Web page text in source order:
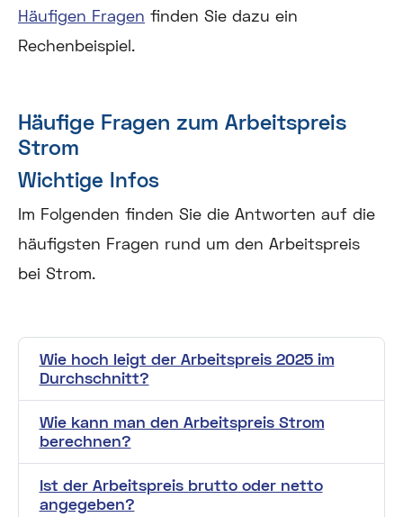
Häufigen Fragen finden Sie dazu ein
Rechenbeispiel.
Häufige Fragen zum Arbeitspreis
Strom
Wichtige Infos
Im Folgenden finden Sie die Antworten auf die
häufigsten Fragen rund um den Arbeitspreis
bei Strom.
Wie hoch leigt der Arbeitspreis 2025 im
Durchschnitt?
Wie kann man den Arbeitspreis Strom
berechnen?
Ist der Arbeitspreis brutto oder netto
angegeben?